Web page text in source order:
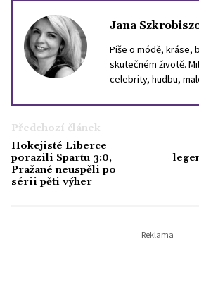
Jana
Píše o módě, kráse,
skutečném životě.
celebrity, hudbu,
lidech kolem sebe.
může být stejně
který ve vás zanechá
Předchozí článek
Hokejisté Liberce
porazili Spartu 3:0,
Pražané neuspěli po
sérii pěti výher